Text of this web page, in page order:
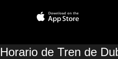
Horario de Tren de